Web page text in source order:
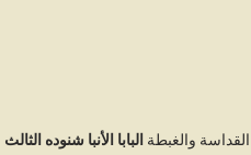
والغبطةالبابا الأنبا شنوده الثالث